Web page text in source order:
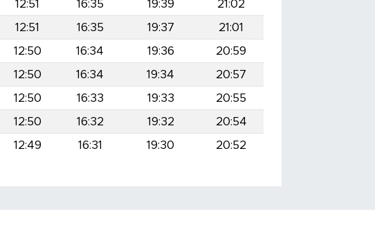
12:51 16:35 19:39
21:02
12:51 16:35 19:37
21:01
12:50 16:34 19:36
20:59
12:50 16:34 19:34
20:57
12:50 16:33 19:33
20:55
12:50 16:32 19:32
20:54
12:49 16:31 19:30 20:52